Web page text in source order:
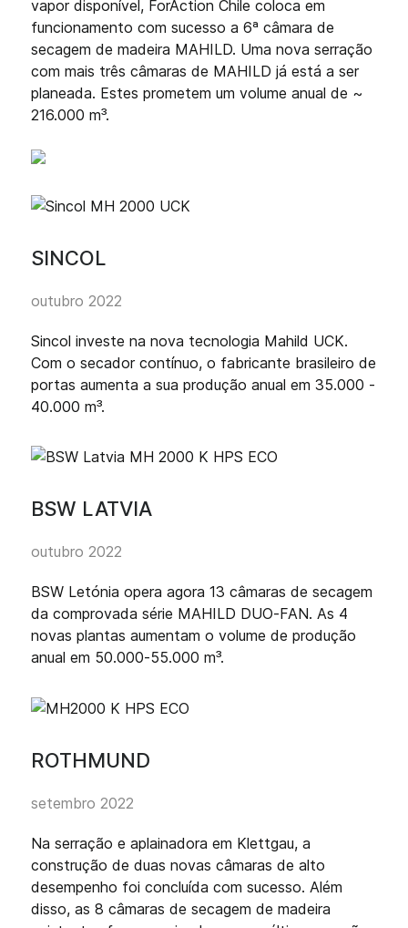
vapor disponível, ForAction Chile coloca em
funcionamento com sucesso a 6ª câmara de
secagem de madeira MAHILD. Uma nova serração
com mais três câmaras de MAHILD já está a ser
planeada. Estes prometem um volume anual de ~
216.000 m³.
SINCOL
outubro 2022
Sincol investe na nova tecnologia Mahild UCK.
Com o secador contínuo, o fabricante brasileiro de
portas aumenta a sua produção anual em 35.000 -
40.000 m³.
BSW LATVIA
outubro 2022
BSW Letónia opera agora 13 câmaras de secagem
da comprovada série MAHILD DUO-FAN. As 4
novas plantas aumentam o volume de produção
anual em 50.000-55.000 m³.
ROTHMUND
setembro 2022
Na serração e aplainadora em Klettgau, a
construção de duas novas câmaras de alto
desempenho foi concluída com sucesso. Além
disso, as 8 câmaras de secagem de madeira